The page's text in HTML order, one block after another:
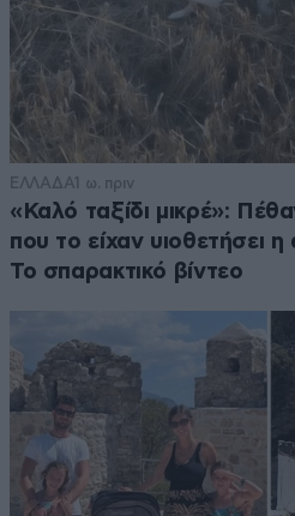
ΕΛΛΑΔΑ1 ω. πριν
«Καλό ταξίδι μικρέ»:
που το είχαν υιοθετήσει
Το σπαρακτικό βίντεο